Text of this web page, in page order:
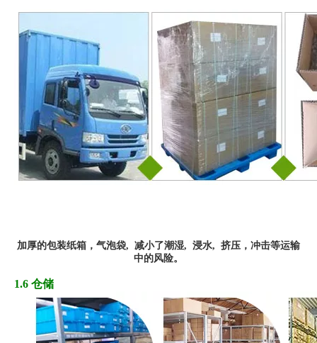
加厚的包装纸箱， 气泡袋, 减小了潮湿, 浸水, 挤压 ，冲击等运输
中的风险。
1.6 仓储